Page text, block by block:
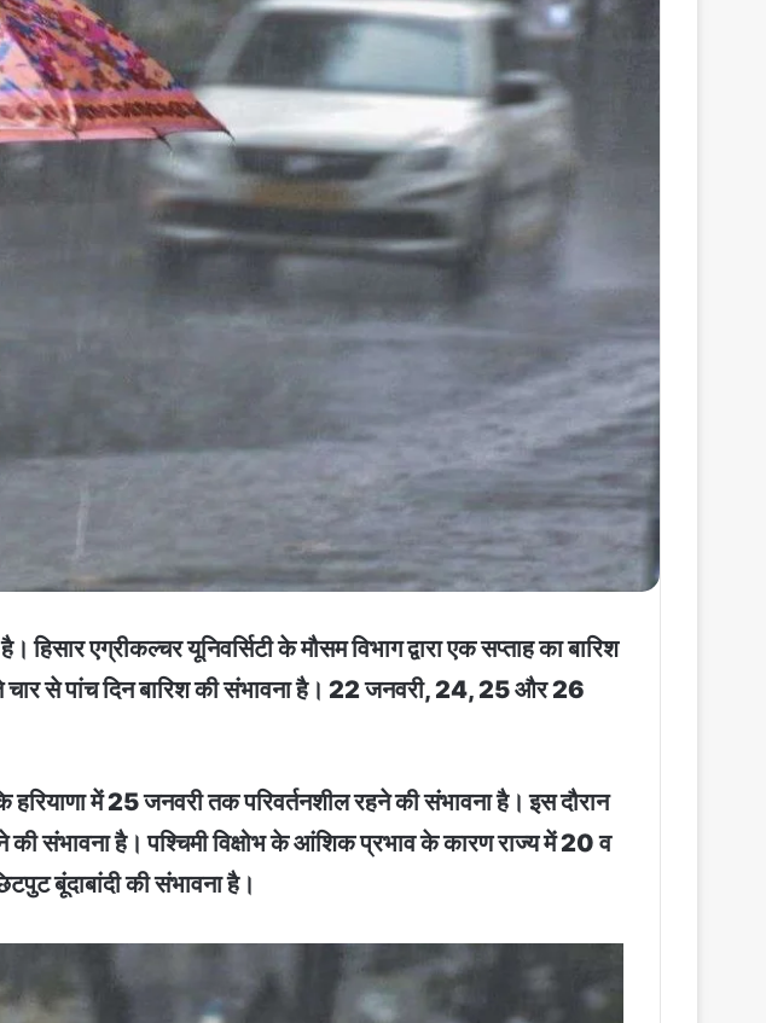
एग्रीकल्चर यूनिवर्सिटी के मौसम विभाग द्वारा एक सप्ताह का बारिश
चार से पांच दिन बारिश की संभावना है। 22 जनवरी, 24, 25 और 26
हरियाणा में 25 जनवरी तक परिवर्तनशील रहने की संभावना है। इस दौरान
की संभावना है। पश्चिमी विक्षोभ के आंशिक प्रभाव के कारण राज्य में 20 व
बूंदाबांदी की संभावना है।